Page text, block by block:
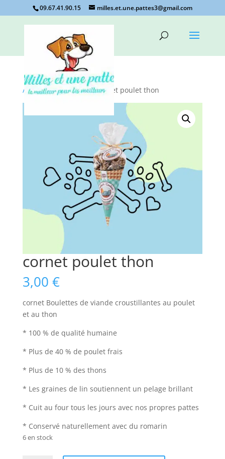
09.67.41.90.15 milles.et.une.pattes3@gmail.com
Accueil/Non classé/ cornet poulet thon
cornet poulet thon
3,00 €
cornet Boulettes de viande croustillantes au poulet
et au thon
* 100 % de qualité humaine
* Plus de 40 % de poulet frais
* Plus de 10 % des thons
* Les graines de lin soutiennent un pelage brillant
* Cuit au four tous les jours avec nos propres pattes
* Conservé naturellement avec du romarin
6 en stock